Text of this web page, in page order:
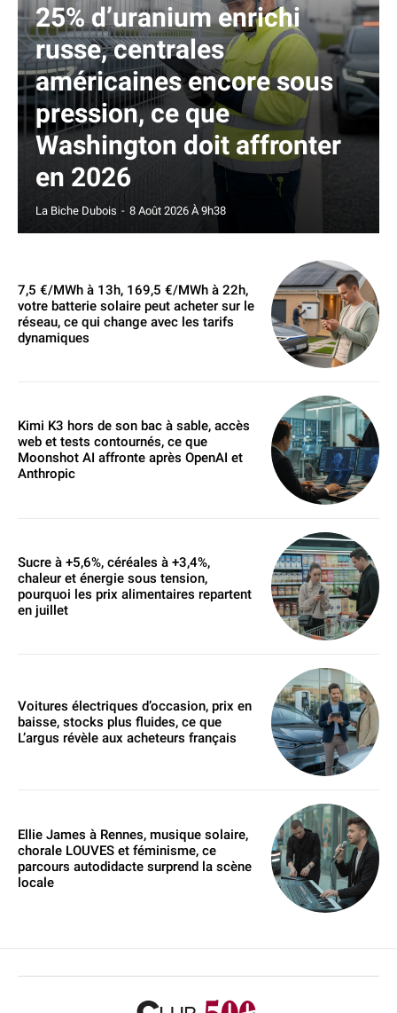
25% d’uranium enrichi
russe, centrales
américaines encore sous
pression, ce que
Washington doit affronter
en 2026
La Biche Dubois - 8 Août 2026 À 9h38
7,5 €/MWh à 13h, 169,5 €/MWh à 22h,
votre batterie solaire peut acheter sur le
réseau, ce qui change avec les tarifs
dynamiques
Kimi K3 hors de son bac à sable, accès
web et tests contournés, ce que
Moonshot AI affronte après OpenAI et
Anthropic
Sucre à +5,6%, céréales à +3,4%,
chaleur et énergie sous tension,
pourquoi les prix alimentaires repartent
en juillet
Voitures électriques d’occasion, prix en
baisse, stocks plus fluides, ce que
L’argus révèle aux acheteurs français
Ellie James à Rennes, musique solaire,
chorale LOUVES et féminisme, ce
parcours autodidacte surprend la scène
locale